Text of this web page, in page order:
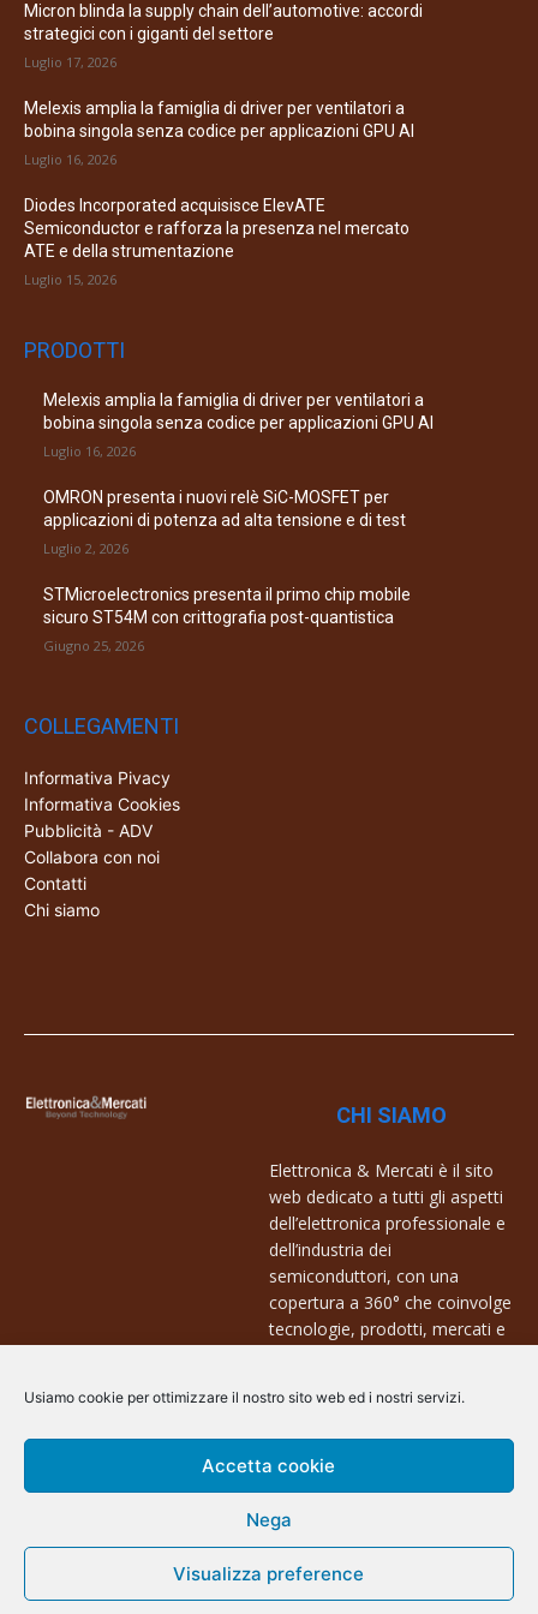
Usiamo cookie per ottimizzare il nostro sito web ed i nostri servizi.
Accetta cookie
Nega
Visualizza preference
Micron blinda la supply chain dell’automotive: accordi
strategici con i giganti del settore
Luglio 17, 2026
Melexis amplia la famiglia di driver per ventilatori a
bobina singola senza codice per applicazioni GPU AI
Luglio 16, 2026
Diodes Incorporated acquisisce ElevATE
Semiconductor e rafforza la presenza nel mercato
ATE e della strumentazione
Luglio 15, 2026
PRODOTTI
Melexis amplia la famiglia di driver per ventilatori a
bobina singola senza codice per applicazioni GPU AI
Luglio 16, 2026
OMRON presenta i nuovi relè SiC-MOSFET per
applicazioni di potenza ad alta tensione e di test
Luglio 2, 2026
STMicroelectronics presenta il primo chip mobile
sicuro ST54M con crittografia post-quantistica
Giugno 25, 2026
COLLEGAMENTI
Informativa Pivacy
Informativa Cookies
Pubblicità - ADV
Collabora con noi
Contatti
Chi siamo
CHI SIAMO
Elettronica & Mercati è il sito
web dedicato a tutti gli aspetti
dell’elettronica professionale e
dell’industria dei
semiconduttori, con una
copertura a 360° che coinvolge
tecnologie, prodotti, mercati e
Contatti:
info@arscommunication.it
@ArsCommunication 2023